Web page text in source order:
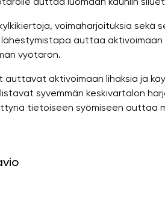
voimaharjoituksia sekä
auttaa
vyötärön.
auttavat aktivoimaan lihaksia ja
syvemmän keskivartalon
tietoiseen syömiseen auttaa